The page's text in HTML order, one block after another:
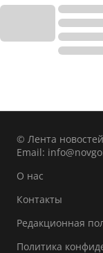
© Лента
Email:
О нас
Контакты
Редакционная
Политика